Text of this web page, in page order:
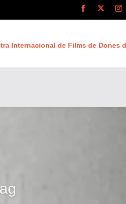
Internacional de Films de Dones